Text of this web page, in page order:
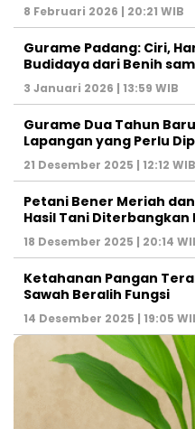
8 Februari 2026 | 20:21 WIB
Gurame Padang: Ciri,
Budidaya dari Benih
3 Januari 2026 | 13:59 WIB
Gurame Dua Tahun
Lapangan yang Perlu
21 Desember 2025 | 12:12 WIB
Petani Bener Meriah
Hasil Tani
18 Desember 2025 | 20:14
Ketahanan Pangan
Sawah Beralih Fungsi
14 Desember 2025 | 19:05